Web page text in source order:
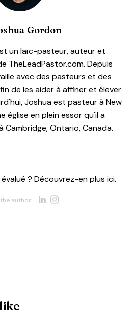
Gordon
un laïc-pasteur, auteur et
TheLeadPastor.com. Depuis
avec des pasteurs et des
de les aider à affiner et élever
Joshua est pasteur à New
église en plein essor qu'il a
Cambridge, Ontario, Canada.
? Découvrez-en plus ici.
author: Opens new